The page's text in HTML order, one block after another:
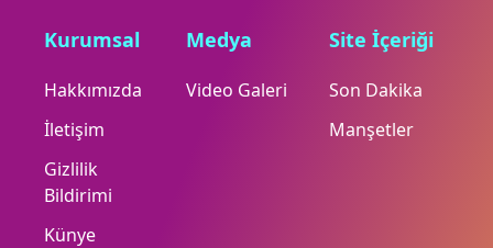
Kurumsal
Hakkımızda
İletişim
Gizlilik
Bildirimi
Künye
Medya
Video Galeri
Site İçeriği
Son Dakika
Manşetler